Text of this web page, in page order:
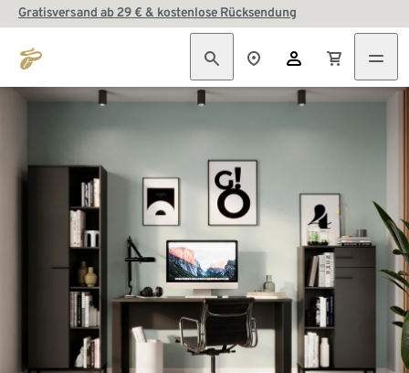
Gratisversand ab 29 € & kostenlose Rücksendung